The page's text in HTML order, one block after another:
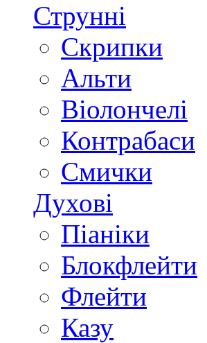
Струнні
Скрипки
Альти
Віолончелі
Контрабаси
Смички
Духові
Піаніки
Блокфлейти
Флейти
Казу